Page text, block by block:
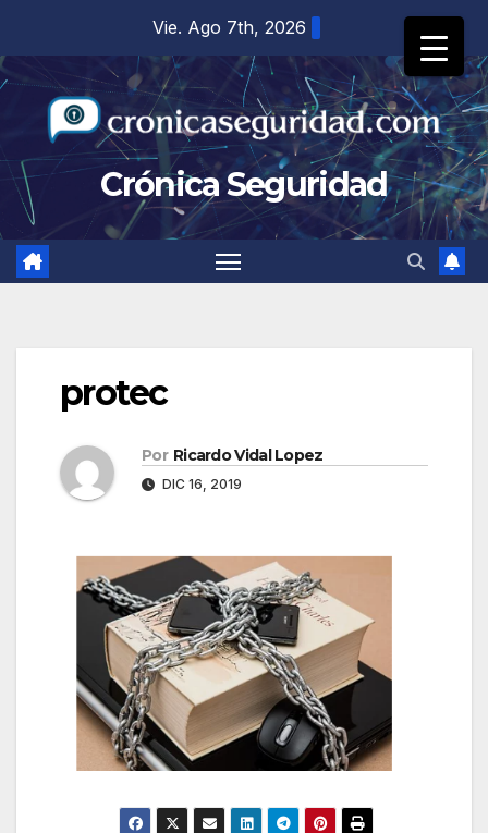
contenido
Vie. Ago 7th, 2026
Crónica Seguridad
protec
Por Ricardo Vidal Lopez
DIC 16, 2019